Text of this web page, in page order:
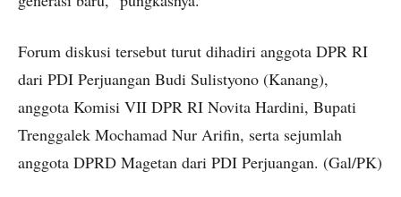
Forum diskusi tersebut turut dihadiri anggota DPR RI
dari PDI Perjuangan Budi Sulistyono (Kanang),
anggota Komisi VII DPR RI Novita Hardini, Bupati
Trenggalek Mochamad Nur Arifin, serta sejumlah
anggota DPRD Magetan dari PDI Perjuangan. (Gal/PK)